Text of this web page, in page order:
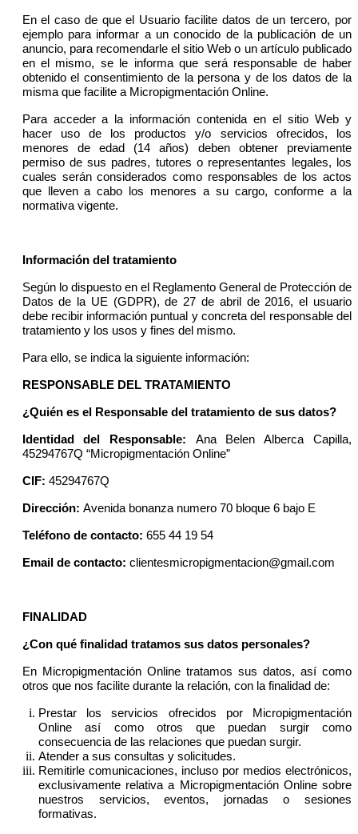
En el caso de que el Usuario facilite datos de un tercero, por
ejemplo para informar a un conocido de la publicación de un
anuncio, para recomendarle el sitio Web o un artículo publicado
en el mismo, se le informa que será responsable de haber
obtenido el consentimiento de la persona y de los datos de la
misma que facilite a Micropigmentación Online.
Para acceder a la información contenida en el sitio Web y
hacer uso de los productos y/o servicios ofrecidos, los
menores de edad (14 años) deben obtener previamente
permiso de sus padres, tutores o representantes legales, los
cuales serán considerados como responsables de los actos
que lleven a cabo los menores a su cargo, conforme a la
normativa vigente.
Información del tratamiento
Según lo dispuesto en el Reglamento General de Protección de
Datos de la UE (GDPR), de 27 de abril de 2016, el usuario
debe recibir información puntual y concreta del responsable del
tratamiento y los usos y fines del mismo.
Para ello, se indica la siguiente información:
RESPONSABLE DEL TRATAMIENTO
¿Quién es el Responsable del tratamiento de sus datos?
Identidad del Responsable: Ana Belen Alberca Capilla,
45294767Q “Micropigmentación Online”
CIF: 45294767Q
Dirección: Avenida bonanza numero 70 bloque 6 bajo E
Teléfono de contacto: 655 44 19 54
Email de contacto: clientesmicropigmentacion@gmail.com
FINALIDAD
¿Con qué finalidad tratamos sus datos personales?
En Micropigmentación Online tratamos sus datos, así como
otros que nos facilite durante la relación, con la finalidad de:
Prestar los servicios ofrecidos por Micropigmentación
Online así como otros que puedan surgir como
consecuencia de las relaciones que puedan surgir.
Atender a sus consultas y solicitudes.
Remitirle comunicaciones, incluso por medios electrónicos,
exclusivamente relativa a Micropigmentación Online sobre
nuestros servicios, eventos, jornadas o sesiones
formativas.